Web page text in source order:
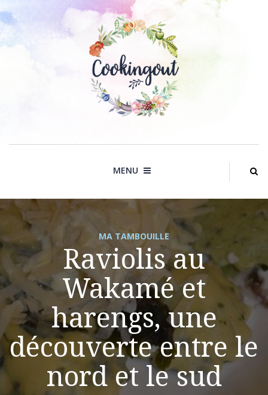
to
MENU
MA TAMBOUILLE
Raviolis au
Wakamé et
harengs, une
découverte entre le
nord et le sud